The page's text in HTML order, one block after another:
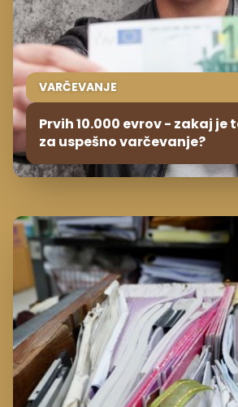
VARČEVANJE
Prvih 10.000 evrov - zakaj je
za uspešno varčevanje?